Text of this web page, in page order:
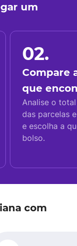
um
02.
Compare
que
Analise o
das parcelas
e escolha a
bolso.
com